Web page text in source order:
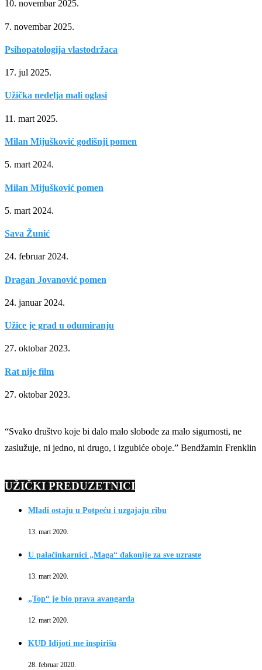
10. novembar 2025.
7. novembar 2025.
Psihopatologija vlastodržaca
17. jul 2025.
Užička nedelja mali oglasi
11. mart 2025.
Milan Mijušković godišnji pomen
5. mart 2024.
Milan Mijušković pomen
5. mart 2024.
Sava Žunić
24. februar 2024.
Dragan Jovanović pomen
24. januar 2024.
Užice je grad u odumiranju
27. oktobar 2023.
Rat nije film
27. oktobar 2023.
“Svako društvo koje bi dalo malo slobode za malo sigurnosti, ne
zaslužuje, ni jedno, ni drugo, i izgubiće oboje.” Bendžamin Frenklin
UŽIČKI PREDUZETNICI
Mladi ostaju u Potpeću i uzgajaju ribu
13. mart 2020.
U palačinkarnici „Maga“ đakonije za sve uzraste
13. mart 2020.
„Top“ je bio prava avangarda
12. mart 2020.
KUD Idijoti me inspirišu
28. februar 2020.